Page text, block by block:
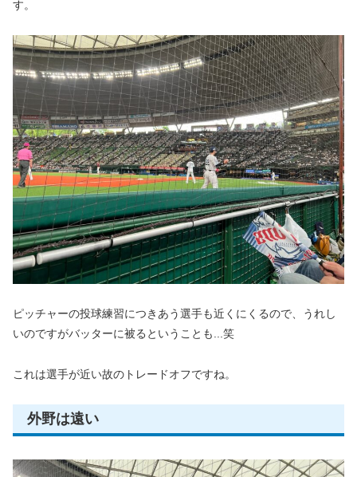
す。
ピッチャーの投球練習につきあう選手も近くにくるので、うれし
いのですがバッターに被るということも...笑
これは選手が近い故のトレードオフですね。
外野は遠い